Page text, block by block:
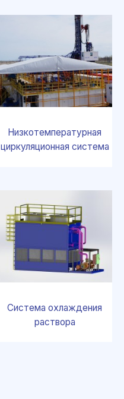
Низкотемпературная
циркуляционная система
Система охлаждения
раствора